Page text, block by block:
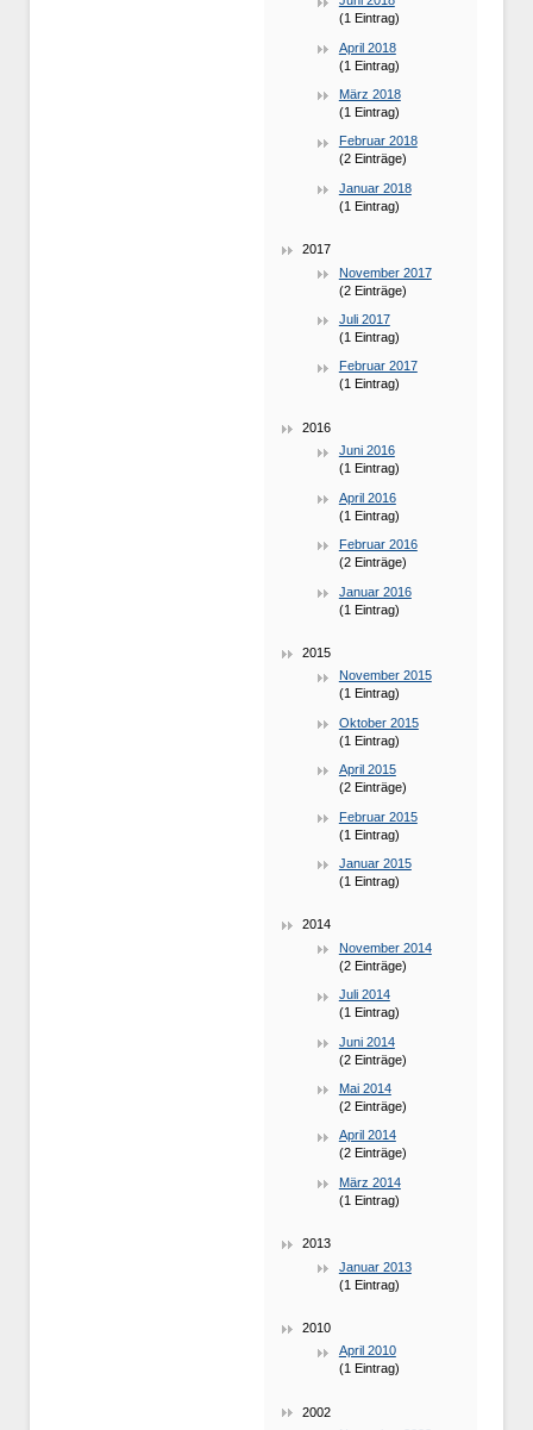
(1 Eintrag)
April 2018
(1 Eintrag)
März 2018
(1 Eintrag)
Februar 2018
(2 Einträge)
Januar 2018
(1 Eintrag)
2017
November 2017
(2 Einträge)
Juli 2017
(1 Eintrag)
Februar 2017
(1 Eintrag)
2016
Juni 2016
(1 Eintrag)
April 2016
(1 Eintrag)
Februar 2016
(2 Einträge)
Januar 2016
(1 Eintrag)
2015
November 2015
(1 Eintrag)
Oktober 2015
(1 Eintrag)
April 2015
(2 Einträge)
Februar 2015
(1 Eintrag)
Januar 2015
(1 Eintrag)
2014
November 2014
(2 Einträge)
Juli 2014
(1 Eintrag)
Juni 2014
(2 Einträge)
Mai 2014
(2 Einträge)
April 2014
(2 Einträge)
März 2014
(1 Eintrag)
2013
Januar 2013
(1 Eintrag)
2010
April 2010
(1 Eintrag)
2002